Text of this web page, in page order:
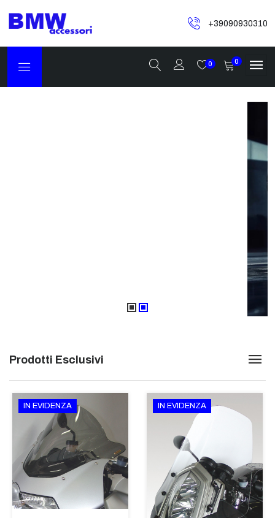
+39090930310
0 0
Prodotti Esclusivi
IN EVIDENZA IN EVIDENZA